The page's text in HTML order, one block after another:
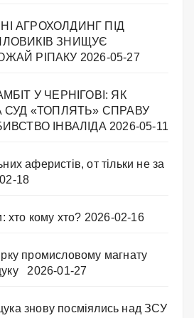
АГРОХОЛДИНГ ПІД
ЗНИЩУЄ
РІПАКУ
2026-05-27
У ЧЕРНІГОВІ: ЯК
СУД «ТОПЛЯТЬ» СПРАВУ
ІНВАЛІДА 2026-05-11
аферистів, от тільки не за
18
хто кому хто? 2026-02-16
промисловому магнату
2026-01-27
знову посміялись над ЗСУ